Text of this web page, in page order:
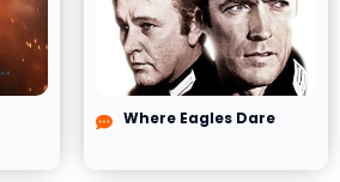
Where Eagles Dare